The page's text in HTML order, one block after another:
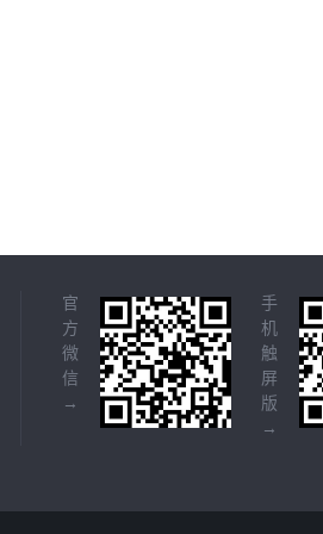
官
方
微
信
→
手
机
触
屏
版
→